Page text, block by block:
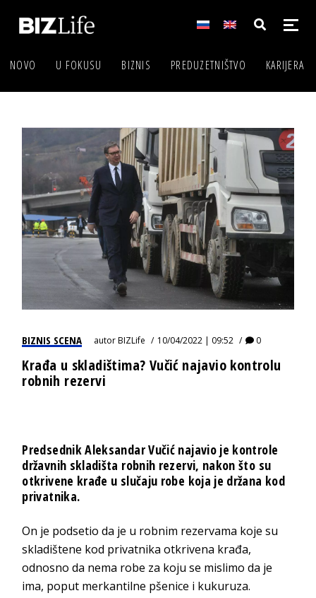
NOVO U FOKUSU BIZNIS PREDUZETNIŠTVO KARIJERA
BIZNIS SCENA autorBIZLife 10/04/2022 | 09:52 0
Krađa u skladištima? Vučić najavio kontrolu
robnih rezervi
Predsednik Aleksandar Vučić najavio je kontrole
državnih skladišta robnih rezervi, nakon što su
otkrivene krađe u slučaju robe koja je držana kod
privatnika.
On je podsetio da je u robnim rezervama koje su
skladištene kod privatnika otkrivena krađa,
odnosno da nema robe za koju se mislimo da je
ima, poput merkantilne pšenice i kukuruza.